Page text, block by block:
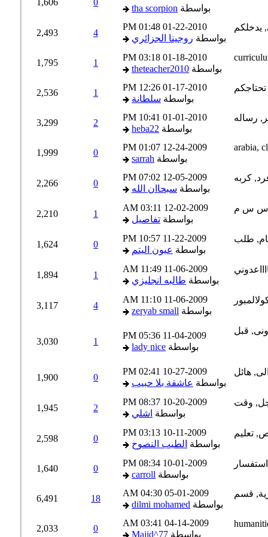
بواسطة tha scorpion
0
1,606
01-22-2010
01:48 PM
بواسطة روجينا الجزائري
4
2,493
01-18-2010
03:18 PM
بواسطة theteacher2010
1
1,795
01-17-2010
12:26 PM
بواسطة سلطانة
1
2,536
01-01-2010
10:41 PM
بواسطة heba22
2
3,299
12-24-2009
01:07 PM
بواسطة sarrah
0
1,999
12-05-2009
07:02 PM
بواسطة سبحاان الله
0
2,266
12-02-2009
03:11 AM
بواسطة تفاصيل
1
2,210
11-22-2009
10:57 PM
بواسطة عيون اليتم
0
1,624
11-06-2009
11:49 AM
بواسطة طالبه انجليزي
1
1,894
11-06-2009
11:10 AM
بواسطة zeryab small
4
3,117
11-04-2009
05:36 PM
بواسطة lady nice
1
3,030
10-27-2009
02:41 PM
بواسطة عاشقة بلا حبيب
0
1,900
10-20-2009
08:37 PM
بواسطة اشلي
2
1,945
10-11-2009
03:13 PM
بواسطة الطيب النصوح
0
2,598
10-01-2009
08:34 PM
بواسطة carroll
0
1,640
05-01-2009
04:30 AM
بواسطة dilmi mohamed
18
6,491
04-14-2009
03:41 AM
بواسطة Majid^77
0
2,033